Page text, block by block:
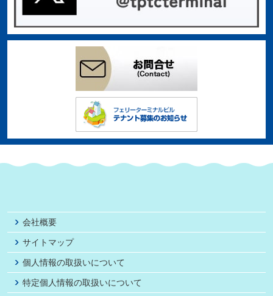
会社概要
サイトマップ
個人情報の取扱いについて
特定個人情報の取扱いについて